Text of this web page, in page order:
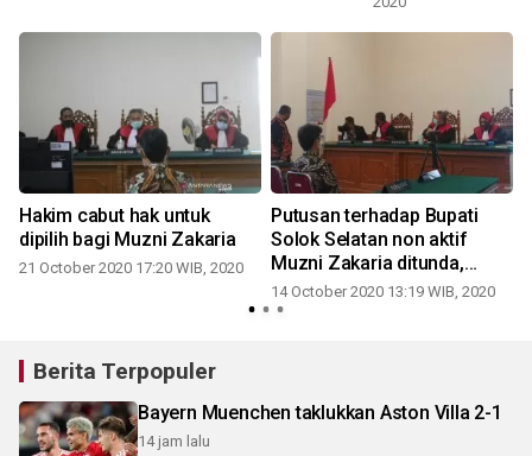
Hakim cabut hak untuk
dipilih bagi Muzni Zakaria
21 October 2020 17:20 WIB, 2020
Putusan terhadap Bupati
Solok Selatan non aktif
Muzni Zakaria ditunda,
hadiri sidang pakai kemeja
hitam
14 October 2020 13:19 WIB, 2020
Berita Terpopuler
Bayern Muenchen taklukkan Aston Villa 2-1
14 jam lalu